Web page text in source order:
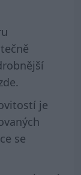
.
je
se